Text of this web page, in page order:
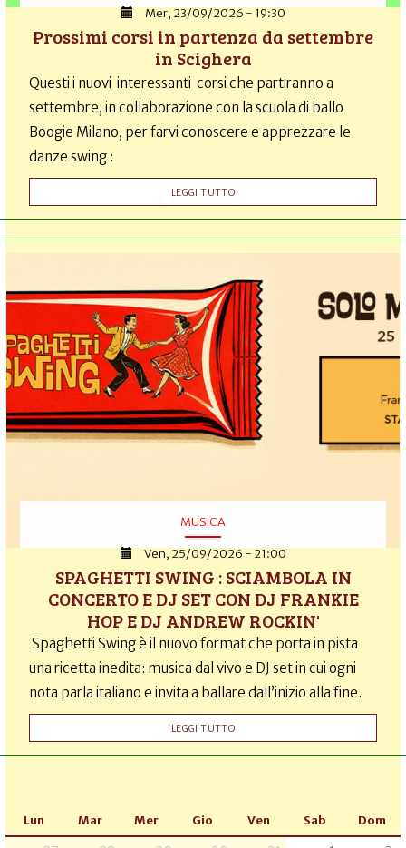
Mer, 23/09/2026 - 19:30
Prossimi corsi in partenza da settembre
in Scighera
Questi i nuovi interessanti corsi che partiranno a
settembre, in collaborazione con la scuola di ballo
Boogie Milano, per farvi conoscere e apprezzare le
danze swing :
LEGGI TUTTO
MUSICA
Ven, 25/09/2026 - 21:00
SPAGHETTI SWING : SCIAMBOLA IN
CONCERTO E DJ SET CON DJ FRANKIE
HOP E DJ ANDREW ROCKIN'
Spaghetti Swing è il nuovo format che porta in pista
una ricetta inedita: musica dal vivo e DJ set in cui ogni
nota parla italiano e invita a ballare dall’inizio alla fine.
LEGGI TUTTO
Lun Mar Mer Gio Ven Sab Dom